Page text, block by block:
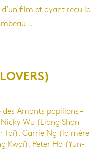
film et ayant reçu la
Amants papillons –
Wu (Liang Shan
Taï), Carrie Ng (la mère
Kwaï), Peter Ho (Yun-